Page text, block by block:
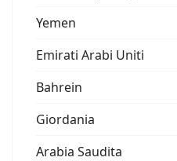
Yemen
Emirati Arabi Uniti
Bahrein
Giordania
Arabia Saudita